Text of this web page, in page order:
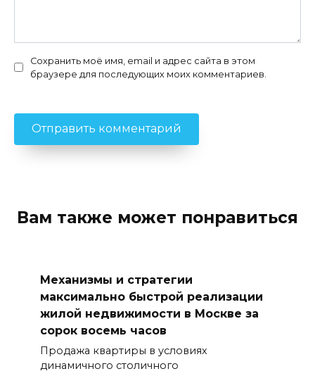
Сохранить моё имя, email и адрес сайта в этом
браузере для последующих моих комментариев.
Вам также может понравиться
Механизмы и стратегии
максимально быстрой реализации
жилой недвижимости в Москве за
сорок восемь часов
Продажа квартиры в условиях
динамичного столичного